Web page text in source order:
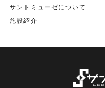
サントミューゼについて
施設紹介